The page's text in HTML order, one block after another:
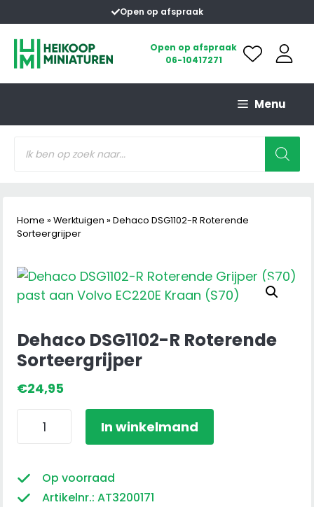
naar
inhoud
Open op afspraak
Open op afspraak
06-10417271
Menu
zoeken
Home » Werktuigen » Dehaco DSG1102-R Roterende
Sorteergrijper
Dehaco DSG1102-R Roterende
Sorteergrijper
€24,95
Dehaco
DSG1102-
Roterende
Sorteergrijper
In winkelmand
Op voorraad
Artikelnr.: AT3200171